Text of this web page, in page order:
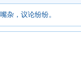
杂，议论纷纷。